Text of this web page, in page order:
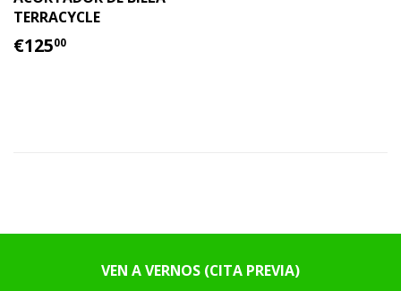
TERRACYCLE
PRECIO
€12500
VEN A VERNOS (CITA PREVIA)